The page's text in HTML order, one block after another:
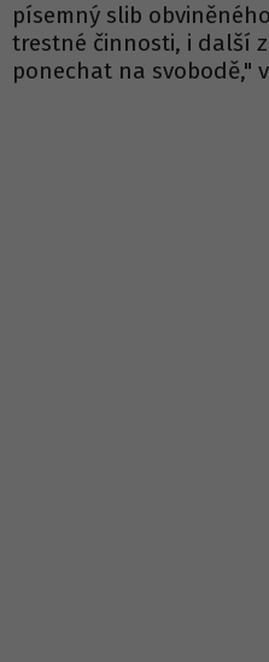
písemný slib
trestné činnosti, i další
ponechat na svobodě,"